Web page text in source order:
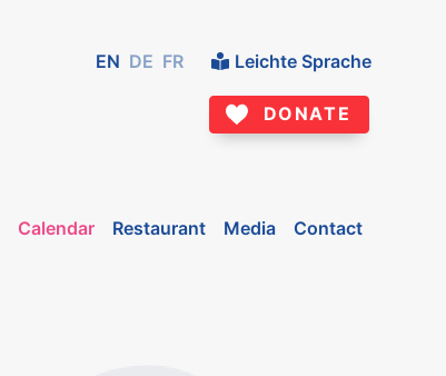
EN DE FR Leichte Sprache
DONATE
Calendar Restaurant Media Contact